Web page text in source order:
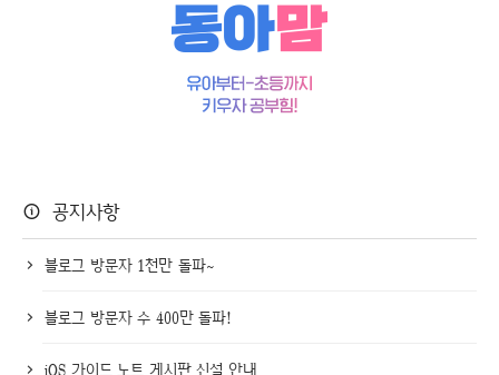
공지사항
블로그 방문자 1천만 돌파~
블로그 방문자 수 400만 돌파!
iOS 가이드 노트 게시판 신설 안내